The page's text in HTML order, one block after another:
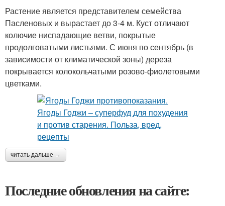
Растение является представителем семейства
Пасленовых и вырастает до 3-4 м. Куст отличают
колючие ниспадающие ветви, покрытые
продолговатыми листьями. С июня по сентябрь (в
зависимости от климатической зоны) дереза
покрывается колокольчатыми розово-фиолетовыми
цветками.
читать дальше →
Последние обновления на сайте: